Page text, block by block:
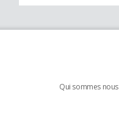
Qui sommes nous